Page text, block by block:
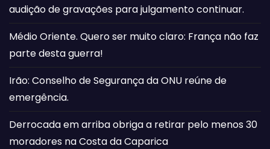
audição de gravações para julgamento continuar.
Médio Oriente. Quero ser muito claro: França não faz
parte desta guerra!
Irão: Conselho de Segurança da ONU reúne de
emergência.
Derrocada em arriba obriga a retirar pelo menos 30
moradores na Costa da Caparica